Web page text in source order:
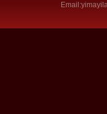
Email: